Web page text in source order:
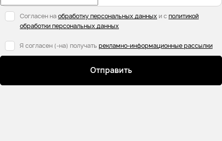
Согласен наобработку персональных данных и сполитикой
обработки персональных данных
Я согласен (-на) получать рекламно-информационные рассылки
Отправить